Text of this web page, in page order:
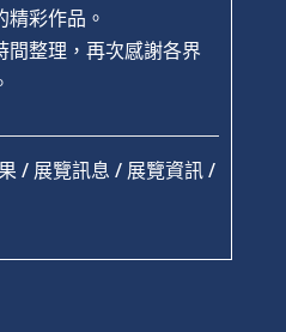
精彩作品。
間整理，再次感謝各界
/ 展覽訊息 / 展覽資訊/